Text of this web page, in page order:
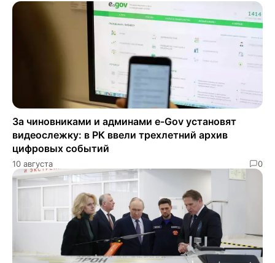
За чиновниками и админами e-Gov установят
видеослежку: в РК ввели трехлетний архив
цифровых событий
10 августа 0